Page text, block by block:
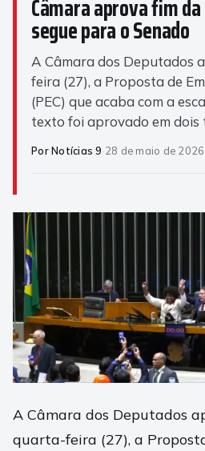
Câmara aprova fim da
segue para o Senado
A Câmara dos Deputados
feira (27), a Proposta de
(PEC) que acaba com a
texto foi aprovado em dois
Por Notícias 9·28 de maio de 2026
A Câmara dos Deputados
quarta-feira (27), a